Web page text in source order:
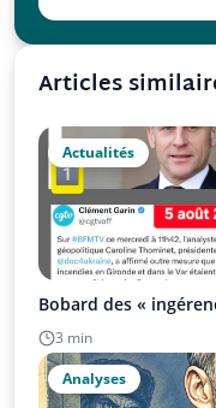
Articles
Actualités
Bobard des «
3 min
Analyses